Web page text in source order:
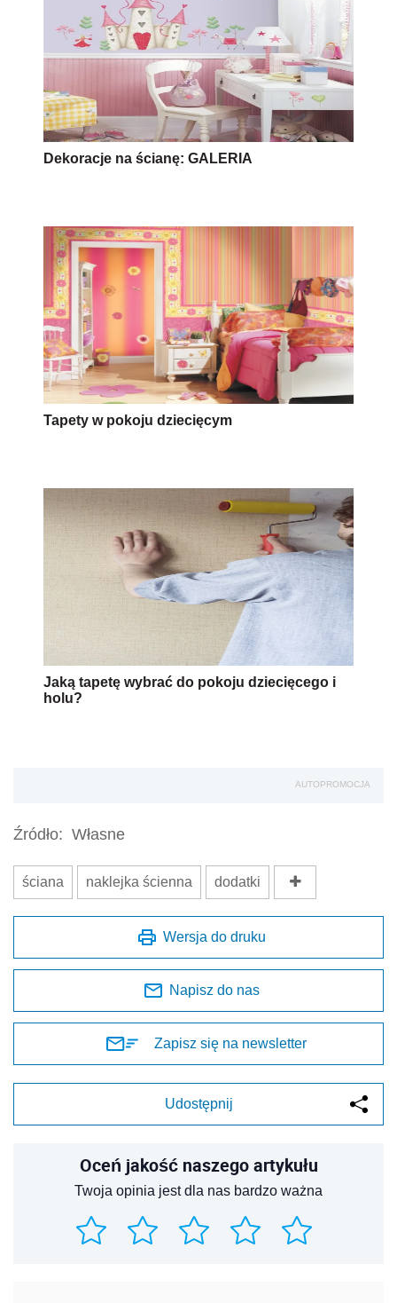
Dekoracje na ścianę: GALERIA
Tapety w pokoju dziecięcym
Jaką tapetę wybrać do pokoju dziecięcego i
holu?
AUTOPROMOCJA
Źródło: Własne
ściana naklejka ścienna dodatki
Wersja do druku
Napisz do nas
Zapisz się na newsletter
Udostępnij
Oceń jakość naszego artykułu
Twoja opinia jest dla nas bardzo ważna